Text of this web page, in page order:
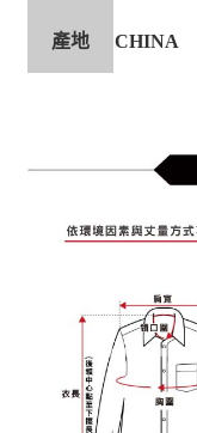
產地 CHINA